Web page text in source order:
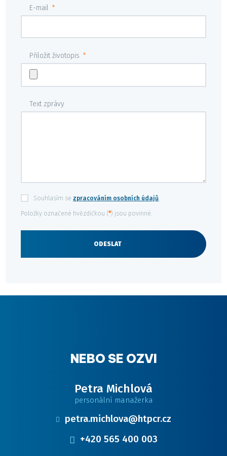
E-mail *
Přiložit životopis *
Text zprávy
Souhlasím
se
zpracováním
osobních
Souhlasím sezpracováním osobních údajů.
Položky označené hvězdičkou (*) jsou povinné.
ODESLAT
nepodařilo
NEBO SE OZVI
Petra Michlová
personální manažerka
petra.michlova@htpcr.cz
+420 565 400 003